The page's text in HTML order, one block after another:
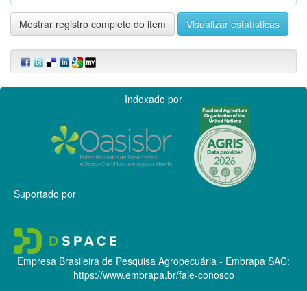
Mostrar registro completo do item Visualizar estatísticas
Indexado por
Suportado por
Empresa Brasileira de Pesquisa Agropecuária - Embrapa SAC:
https://www.embrapa.br/fale-conosco